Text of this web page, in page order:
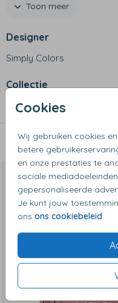
Cookies
Wij gebruiken cookies
betere
en onze prestaties te
sociale
gepersonaliseerde
Je kunt jouw
ons ons cookiebeleid.
- Merk: Engelpunt
- Afmeting: 35 x 25 x 14 cm
- Milieuvriendelijk en
- In lengte verstelbare
- Zijkant heeft een vak
Toon meer
Designer
Simply Colors
Collectie
Kinderrugzakken
Dit vind je